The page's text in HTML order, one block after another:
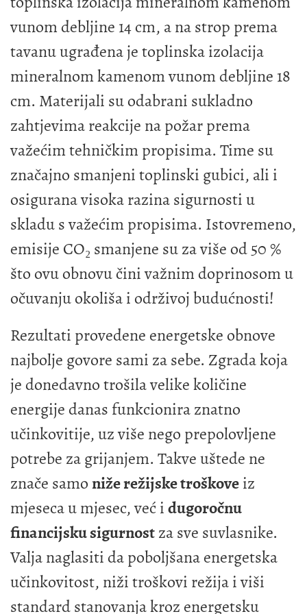
vunom debljine 14 cm, a na strop prema
tavanu ugrađena je toplinska izolacija
mineralnom kamenom vunom debljine 18
cm. Materijali su odabrani sukladno
zahtjevima reakcije na požar prema
važećim tehničkim propisima. Time su
značajno smanjeni toplinski gubici, ali i
osigurana visoka razina sigurnosti u
skladu s važećim propisima. Istovremeno,
emisije CO₂ smanjene su za više od 50 %
što ovu obnovu čini važnim doprinosom u
očuvanju okoliša i održivoj budućnosti!
Rezultati provedene energetske obnove
najbolje govore sami za sebe. Zgrada koja
je donedavno trošila velike količine
energije danas funkcionira znatno
učinkovitije, uz više nego prepolovljene
potrebe za grijanjem. Takve uštede ne
znače samoniže režijske troškoveiz
mjeseca u mjesec, već idugoročnu
financijsku sigurnostza sve suvlasnike.
Valja naglasiti da poboljšana energetska
učinkovitost, niži troškovi režija i viši
standard stanovanja kroz energetsku